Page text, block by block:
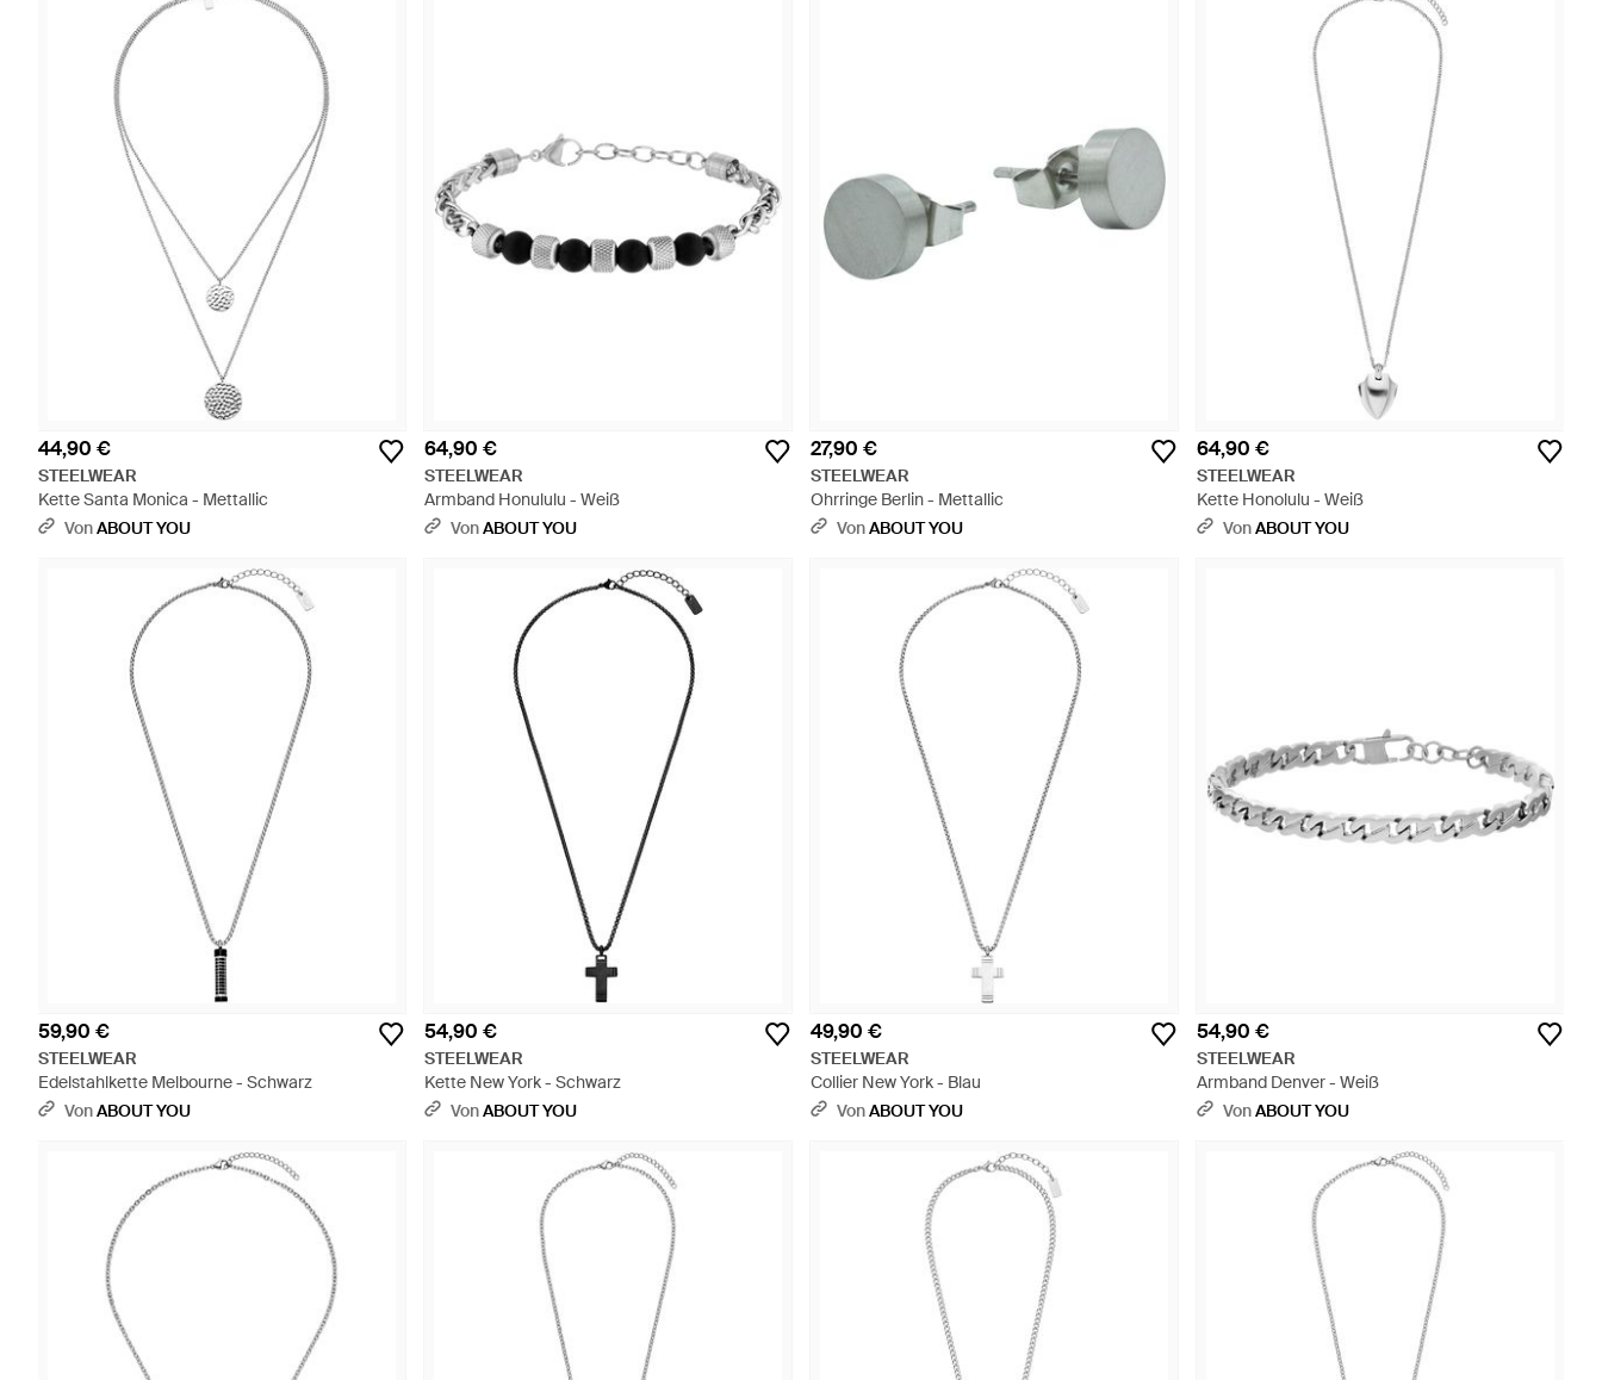
44,90 €
STEELWEAR
Kette Santa Monica - Mettallic
VonABOUT YOU
64,90 €
STEELWEAR
Armband Honululu - Weiß
VonABOUT YOU
27,90 €
STEELWEAR
Ohrringe Berlin - Mettallic
VonABOUT YOU
64,90 €
STEELWEAR
Kette Honolulu - Weiß
VonABOUT YOU
59,90 €
STEELWEAR
Edelstahlkette Melbourne - Schwarz
VonABOUT YOU
54,90 €
STEELWEAR
Kette New York - Schwarz
VonABOUT YOU
49,90 €
STEELWEAR
Collier New York - Blau
VonABOUT YOU
54,90 €
STEELWEAR
Armband Denver - Weiß
VonABOUT YOU